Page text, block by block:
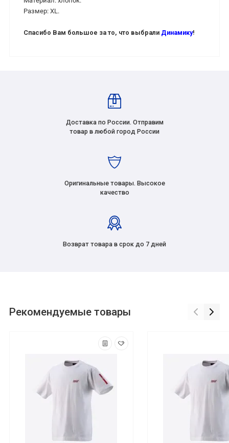
Размер: XL.
Спасибо Вам большое за то, что выбрали Динамику!
Доставка по России. Отправим
товар в любой город России
Оригинальные товары. Высокое
качество
Возврат товара в срок до 7 дней
Рекомендуемые товары